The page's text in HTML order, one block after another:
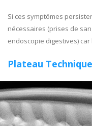
Si ces symptômes
nécessaires (prises de
endoscopie digestives)
Plateau